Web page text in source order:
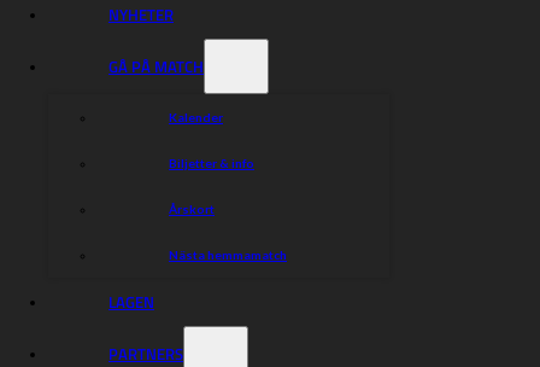
NYHETER
GÅ PÅ MATCH
Kalender
Biljetter & info
Årskort
Nästa hemmamatch
LAGEN
PARTNERS